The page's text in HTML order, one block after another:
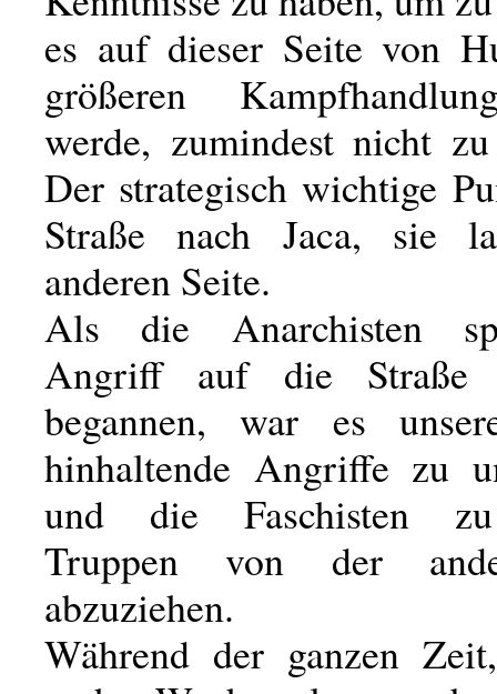
es auf dieser Seite von
größeren
werde, zumindest nicht
Der strategisch wichtige
Straße nach Jaca, sie
anderen Seite.
Als die Anarchisten
Angriff auf die Straße
begannen, war es
hinhaltende Angriffe zu
und die Faschisten
Truppen von der
abzuziehen.
Während der ganzen